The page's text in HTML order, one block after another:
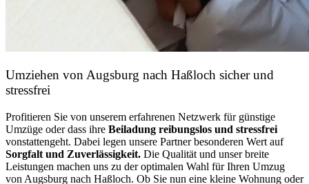
Umziehen von Augsburg nach Haßloch sicher und
stressfrei
Profitieren Sie von unserem erfahrenen Netzwerk für günstige
Umzüge oder dass ihre Beiladung reibungslos und stressfrei
vonstattengeht. Dabei legen unsere Partner besonderen Wert auf
Sorgfalt und Zuverlässigkeit. Die Qualität und unser breite
Leistungen machen uns zu der optimalen Wahl für Ihren Umzug
von Augsburg nach Haßloch. Ob Sie nun eine kleine Wohnung oder